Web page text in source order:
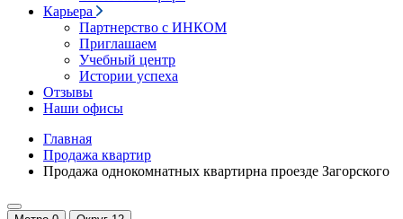
Карьера
Партнерство с ИНКОМ
Приглашаем
Учебный центр
Истории успеха
Отзывы
Наши офисы
Главная
Продажа квартир
Продажа однокомнатных квартирна проезде Загорского